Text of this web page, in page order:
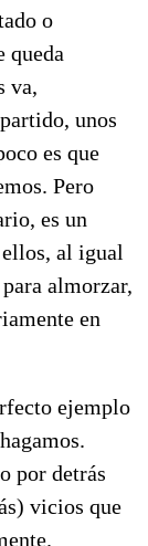
o
queda
va,
unos
es que
Pero
es un
al igual
almorzar,
en
ejemplo
por detrás
vicios que